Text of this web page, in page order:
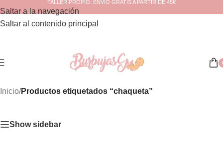
Saltar a la navegación
Saltar al contenido principal
TALLER PROPIO. ENVÍO GRATIS A PARTIR DE 45€
Inicio/Productos etiquetados “chaqueta”
Show sidebar